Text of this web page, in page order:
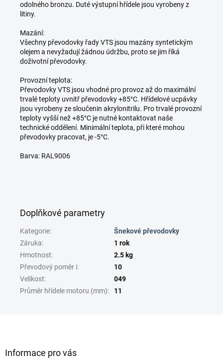
odolného bronzu. Duté výstupní hřídele jsou vyrobeny z
litiny.
Mazání:
Všechny převodovky řady VTS jsou mazány syntetickým
olejem a nevyžadují žádnou údržbu, proto se jim říká
doživotní převodovky.
Provozní teplota:
Převodovky VTS jsou vhodné pro provoz až do maximální
trvalé teploty uvnitř převodovky +85°C. Hřídelové ucpávky
jsou vyrobeny ze sloučenin akrylonitrilu. Pro trvalé provozní
teploty vyšší než +85°C je nutné kontaktovat naše
technické oddělení. Minimální teplota, při které mohou
převodovky pracovat, je -5°C.
Barva: RAL9006
Doplňkové parametry
Kategorie:
Šnekové převodovky
Záruka:
1 rok
Hmotnost:
2.5 kg
Převodový poměr i:
10
Velikost:
049
Průměr hřídele motoru (mm): 11
Informace pro vás